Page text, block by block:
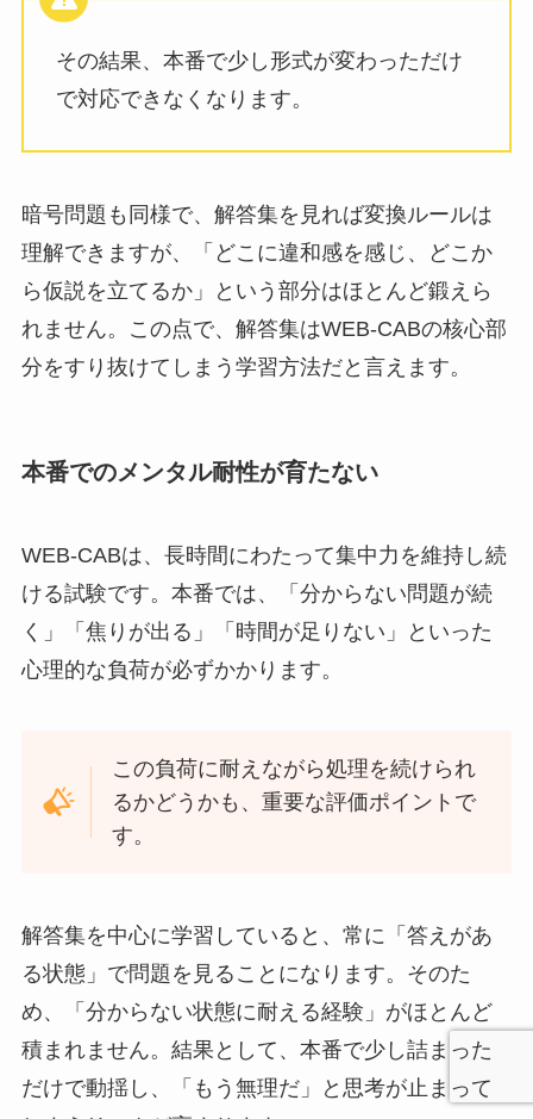
その結果、本番で少し形式が変わっただけ
で対応できなくなります。
暗号問題も同様で、解答集を見れば変換ルールは
理解できますが、「どこに違和感を感じ、どこか
ら仮説を立てるか」という部分はほとんど鍛えら
れません。この点で、解答集はWEB-CABの核心部
分をすり抜けてしまう学習方法だと言えます。
本番でのメンタル耐性が育たない
WEB-CABは、長時間にわたって集中力を維持し続
ける試験です。本番では、「分からない問題が続
く」「焦りが出る」「時間が足りない」といった
心理的な負荷が必ずかかります。
この負荷に耐えながら処理を続けられ
るかどうかも、重要な評価ポイントで
す。
解答集を中心に学習していると、常に「答えがあ
る状態」で問題を見ることになります。そのた
め、「分からない状態に耐える経験」がほとんど
積まれません。結果として、本番で少し詰まった
だけで動揺し、「もう無理だ」と思考が止まって